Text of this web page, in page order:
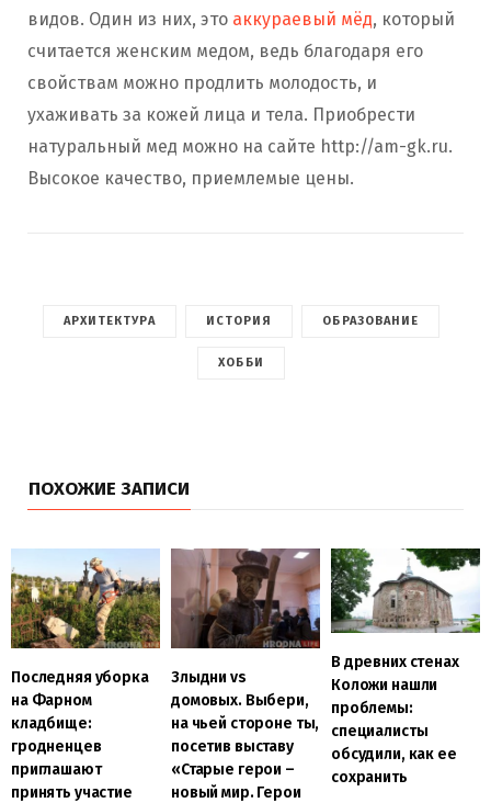
видов. Один из них, это аккураевый мёд, который
считается женским медом, ведь благодаря его
свойствам можно продлить молодость, и
ухаживать за кожей лица и тела. Приобрести
натуральный мед можно на сайте http://am-gk.ru.
Высокое качество, приемлемые цены.
АРХИТЕКТУРА ИСТОРИЯ ОБРАЗОВАНИЕ
ХОББИ
ПОХОЖИЕ ЗАПИСИ
Последняя уборка
на Фарном
кладбище:
гродненцев
приглашают
принять участие
Злыдни vs
домовых. Выбери,
на чьей стороне ты,
посетив выставу
«Старые герои –
новый мир. Герои
В древних стенах
Коложи нашли
проблемы:
специалисты
обсудили, как ее
сохранить